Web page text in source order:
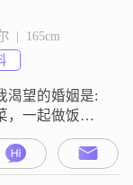
真心相对！视
一天，你躺
你！不离不
子小，我会
逝三年，从未
|  165cm
渴望的婚姻是:
，一起做饭，
山，一起旅
山山水水，没
一起相濡与沫